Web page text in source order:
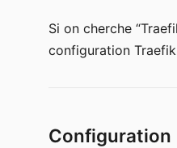
Si on cherche
configuration
Configuration